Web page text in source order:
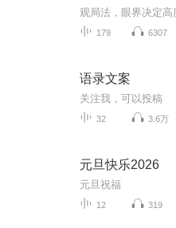
观局️法，眼界决定高
179 6307
语录文案
关注我，可以投稿
32 3.6万
元旦快乐2026
元旦祝福
12 319